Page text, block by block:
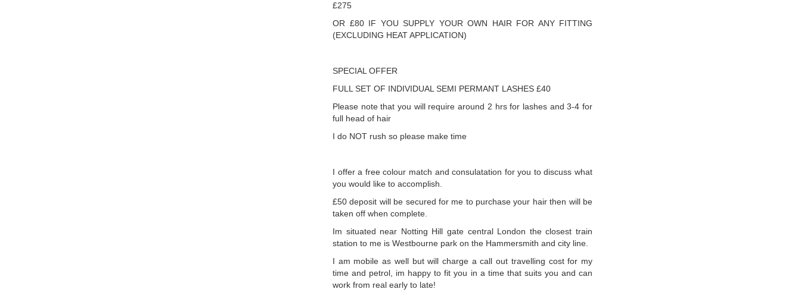
£275
OR £80 IF YOU SUPPLY YOUR OWN HAIR FOR ANY FITTING
(EXCLUDING HEAT APPLICATION)
SPECIAL OFFER
FULL SET OF INDIVIDUAL SEMI PERMANT LASHES £40
Please note that you will require around 2 hrs for lashes and 3-4 for
full head of hair
I do NOT rush so please make time
I offer a free colour match and consulatation for you to discuss what
you would like to accomplish.
£50 deposit will be secured for me to purchase your hair then will be
taken off when complete.
Im situated near Notting Hill gate central London the closest train
station to me is Westbourne park on the Hammersmith and city line.
I am mobile as well but will charge a call out travelling cost for my
time and petrol, im happy to fit you in a time that suits you and can
work from real early to late!